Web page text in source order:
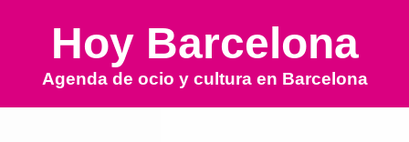
Hoy Barcelona
Agenda de ocio y cultura en Barcelona